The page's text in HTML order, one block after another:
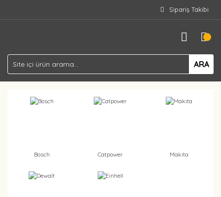
Sipariş Takibi
ARA
Bosch Catpower Makita